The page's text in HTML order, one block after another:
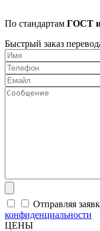
По стандартам ГОСТ
Быстрый заказ
Отправляя
конфиденциальности
ЦЕНЫ